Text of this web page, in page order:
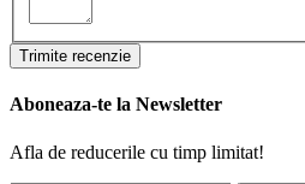
Trimite recenzie
Aboneaza-te la Newsletter
Afla de reducerile cu timp limitat!